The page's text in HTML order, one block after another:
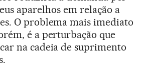
aparelhos em relação a
O problema mais imediato
é a perturbação que
na cadeia de suprimento